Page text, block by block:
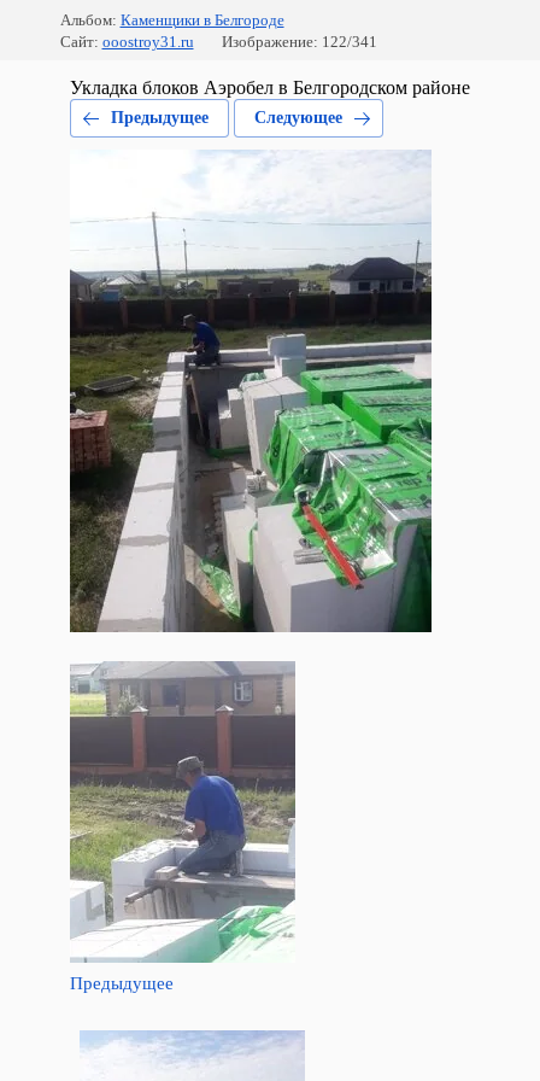
Альбом: Каменщики в Белгороде
Сайт: ooostroy31.ru Изображение: 122/341
Укладка блоков Аэробел в Белгородском районе
Предыдущее Следующее
Предыдущее